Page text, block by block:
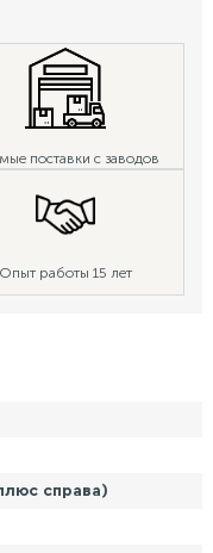
поставки с заводов
Опыт работы 15 лет
справа)